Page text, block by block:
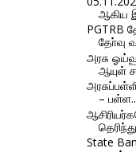
ஆகிய
PGTRB
தோ்வு
அரசு
ஆயுள்
–
State